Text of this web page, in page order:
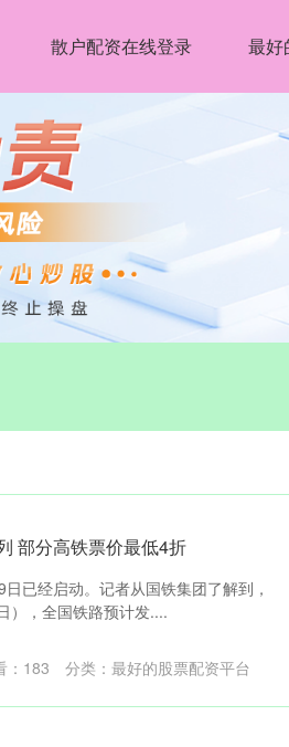
散户配资在线登录 最好
部分高铁票价最低4折
已经启动。记者从国铁集团了解到，
），全国铁路预计发....
183 分类： 最好的股票配资平台